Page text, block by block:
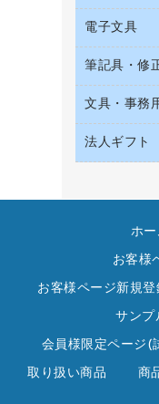
統一伝
背幅が
板目表
名刺整理
ダスト
ティッ
トイレ
食品添
サイン
ディス
レジ・
陳列什器
店舗運営
デスクラ
懐中電
乾電池・
電球・蛍
ＡＶ機
ＯＡタ
キッチ
その他電
空調・季
電子文具
その他電
ラベルテ
ラベル
電卓
筆記具・修
シャー
シャー
ボール
文具・事務
カッター
スティ
ステー
ステー
スプレ
セロハ
その他
テープ
テープ
法人ギフト
高島屋
ホー
お客様
お客様ページ新規
サンプ
会員様限定ページ(
取り扱い商品 商